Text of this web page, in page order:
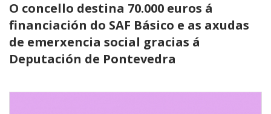
Ribeira
xestión
económica
cidadá
O concello destina 70.000 euros á
financiación do SAF Básico e as axudas
de emerxencia social gracias á
Deputación de Pontevedra